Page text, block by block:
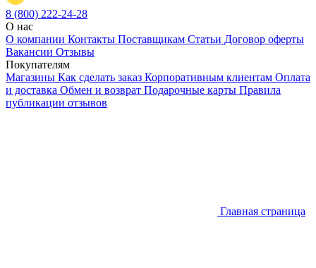
8 (800) 222-24-28
О нас
О компании Контакты Поставщикам Статьи Договор оферты
Вакансии Отзывы
Покупателям
Магазины Как сделать заказ Корпоративным клиентам Оплата
и доставка Обмен и возврат Подарочные карты Правила
публикации отзывов
Главная страница